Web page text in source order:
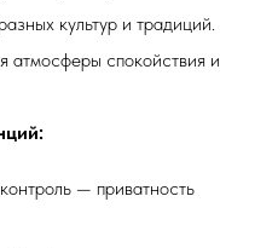
культур и традиций.
атмосферы спокойствия и
— приватность